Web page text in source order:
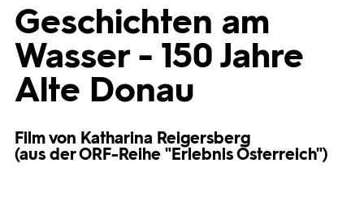
Mediathek
Bilder
Geschichten am
Wasser - 150 Jahre
Alte Donau
Film von Katharina Reigersberg
(aus der ORF-Reihe "Erlebnis Österreich")